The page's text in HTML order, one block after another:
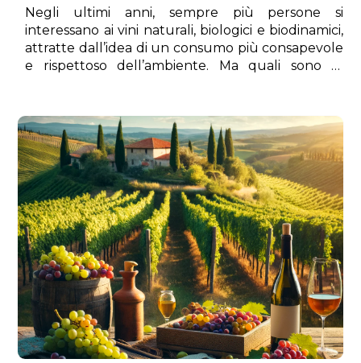
Negli ultimi anni, sempre più persone si
interessano ai vini naturali, biologici e biodinamici,
attratte dall’idea di un consumo più consapevole
e rispettoso dell’ambiente. Ma quali sono le
le caratteristiche principali di ciascuna categoria
per aiutarti a fare una scelta informata.